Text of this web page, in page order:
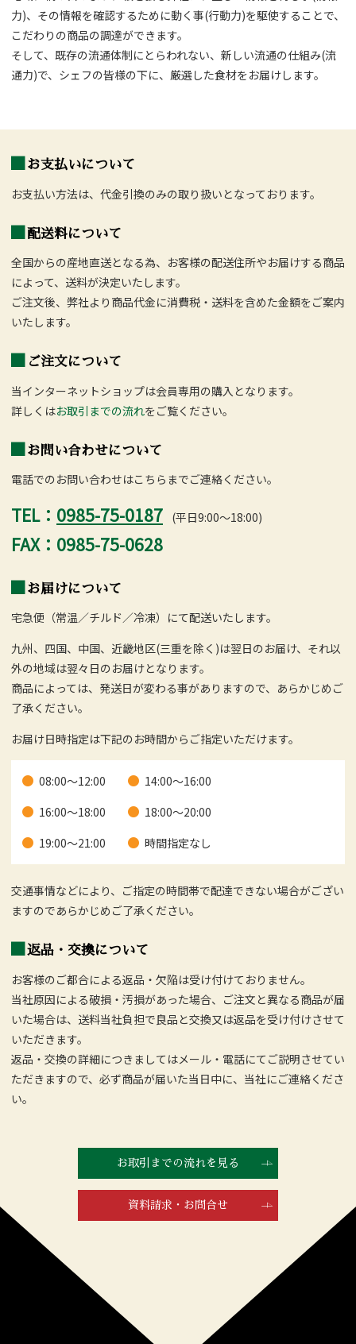
力)、その情報を確認するために動く事(行動力)を駆使することで、
こだわりの商品の調達ができます。
そして、既存の流通体制にとらわれない、新しい流通の仕組み(流
通力)で、シェフの皆様の下に、厳選した食材をお届けします。
お支払いについて
お支払い方法は、代金引換のみの取り扱いとなっております。
配送料について
全国からの産地直送となる為、お客様の配送住所やお届けする商品
によって、送料が決定いたします。
ご注文後、弊社より商品代金に消費税・送料を含めた金額をご案内
いたします。
ご注文について
当インターネットショップは会員専用の購入となります。
詳しくはお取引までの流れをご覧ください。
お問い合わせについて
電話でのお問い合わせはこちらまでご連絡ください。
TEL： 0985-75-0187 (平日9:00～18:00)
FAX：0985-75-0628
お届けについて
宅急便（常温／チルド／冷凍）にて配送いたします。
九州、四国、中国、近畿地区(三重を除く)は翌日のお届け、それ以
外の地域は翌々日のお届けとなります。
商品によっては、発送日が変わる事がありますので、あらかじめご
了承ください。
お届け日時指定は下記のお時間からご指定いただけます。
08:00～12:00
14:00～16:00
16:00～18:00
18:00～20:00
19:00～21:00
時間指定なし
交通事情などにより、ご指定の時間帯で配達できない場合がござい
ますのであらかじめご了承ください。
返品・交換について
お客様のご都合による返品・欠陥は受け付けておりません。
当社原因による破損・汚損があった場合、ご注文と異なる商品が届
いた場合は、送料当社負担で良品と交換又は返品を受け付けさせて
いただきます。
返品・交換の詳細につきましてはメール・電話にてご説明させてい
ただきますので、必ず商品が届いた当日中に、当社にご連絡くださ
い。
お取引までの流れを見る
資料請求・お問合せ